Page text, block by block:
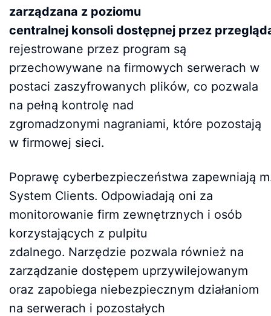
zarządzana z poziomu
centralnej konsoli dostępnej przez
rejestrowane przez program są
przechowywane na firmowych serwerach w
postaci zaszyfrowanych plików, co pozwala
na pełną kontrolę nad
zgromadzonymi nagraniami, które pozostają
w firmowej sieci.
Poprawę cyberbezpieczeństwa zapewniają
System Clients. Odpowiadają oni za
monitorowanie firm zewnętrznych i osób
korzystających z pulpitu
zdalnego. Narzędzie pozwala również na
zarządzanie dostępem uprzywilejowanym
oraz zapobiega niebezpiecznym działaniom
na serwerach i pozostałych